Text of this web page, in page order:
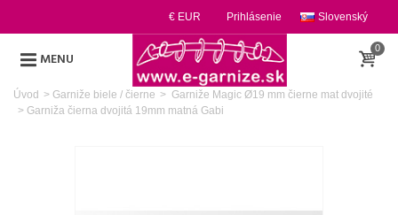
Slovenský
Prihlásenie
€ EUR
MENU
0
Úvod > Garniže biele / čierne > Garniže Magic Ø19 mm čierne mat dvojité
> Garniža čierna dvojitá 19mm matná Gabi